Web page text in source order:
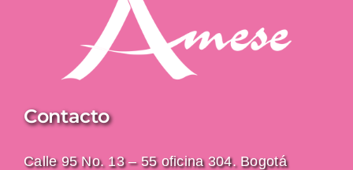
Contacto
Calle 95 No. 13 – 55 oficina 304. Bogotá